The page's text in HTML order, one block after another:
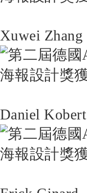
Xuwei Zhang
Daniel Kobert